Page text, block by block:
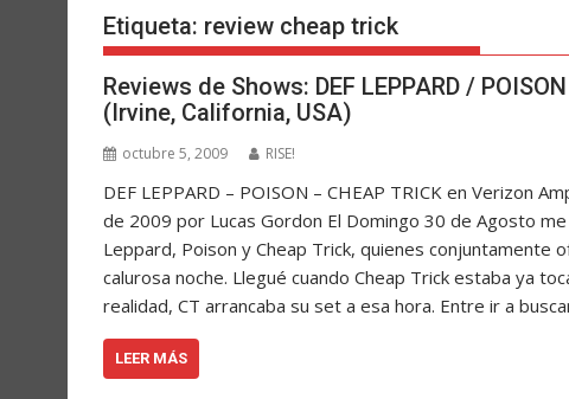
Etiqueta: review cheap trick
Reviews de Shows: DEF LEPPARD /
(Irvine, California, USA)
octubre 5, 2009 RISE!
DEF LEPPARD – POISON – CHEAP TRICK en Verizon
de 2009 por Lucas Gordon El Domingo 30 de Agosto
Leppard, Poison y Cheap Trick, quienes conjuntamente
calurosa noche. Llegué cuando Cheap Trick estaba ya
realidad, CT arrancaba su set a esa hora. Entre ir a
LEER MÁS